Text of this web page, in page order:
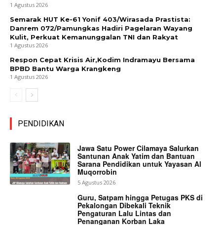
1 Agustus 2026
Semarak HUT Ke-61 Yonif 403/Wirasada Prastista:
Danrem 072/Pamungkas Hadiri Pagelaran Wayang
Kulit, Perkuat Kemanunggalan TNI dan Rakyat
1 Agustus 2026
Respon Cepat Krisis Air,Kodim Indramayu Bersama
BPBD Bantu Warga Krangkeng
1 Agustus 2026
PENDIDIKAN
Jawa Satu Power Cilamaya Salurkan
Santunan Anak Yatim dan Bantuan
Sarana Pendidikan untuk Yayasan Al
Muqorrobin
5 Agustus 2026
Guru, Satpam hingga Petugas PKS di
Pekalongan Dibekali Teknik
Pengaturan Lalu Lintas dan
Penanganan Korban Laka